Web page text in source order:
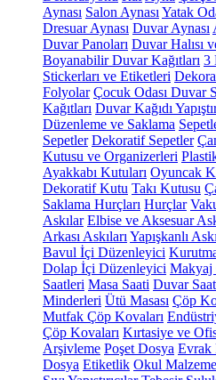
Aynası Salon Aynası Yatak
Dresuar Aynası Duvar Aynası
Duvar Panoları Duvar Halısı
Boyanabilir Duvar Kağıtları 3
Stickerları ve Etiketleri
Folyolar Çocuk Odası Duvar
Kağıtları Duvar Kağıdı
Düzenleme ve Saklama
Sepetler Dekoratif Sepetler
Kutusu ve Organizerleri
Ayakkabı Kutuları Oyuncak
Dekoratif Kutu Takı Kutusu
Saklama Hurçları Hurçlar
Askılar Elbise ve Aksesuar
Arkası Askıları Yapışkanlı
Bavul İçi Düzenleyici
Dolap İçi Düzenleyici Makyaj
Saatleri Masa Saati Duvar
Minderleri Ütü Masası Çöp
Mutfak Çöp Kovaları
Çöp Kovaları Kırtasiye ve
Arşivleme Poşet Dosya Evrak
Dosya Etiketlik Okul